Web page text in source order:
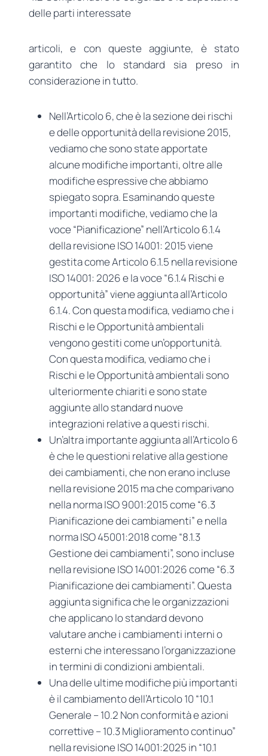
delle parti interessate
articoli, e con queste aggiunte, è stato
garantito che lo standard sia preso in
considerazione in tutto.
Nell’Articolo 6, che è la sezione dei rischi
e delle opportunità della revisione 2015,
vediamo che sono state apportate
alcune modifiche importanti, oltre alle
modifiche espressive che abbiamo
spiegato sopra. Esaminando queste
importanti modifiche, vediamo che la
voce “Pianificazione” nell’Articolo 6.1.4
della revisione ISO 14001: 2015 viene
gestita come Articolo 6.1.5 nella revisione
ISO 14001: 2026 e la voce “6.1.4 Rischi e
opportunità” viene aggiunta all’Articolo
6.1.4. Con questa modifica, vediamo che i
Rischi e le Opportunità ambientali
vengono gestiti come un’opportunità.
Con questa modifica, vediamo che i
Rischi e le Opportunità ambientali sono
ulteriormente chiariti e sono state
aggiunte allo standard nuove
integrazioni relative a questi rischi.
Un’altra importante aggiunta all’Articolo 6
è che le questioni relative alla gestione
dei cambiamenti, che non erano incluse
nella revisione 2015 ma che comparivano
nella norma ISO 9001:2015 come “6.3
Pianificazione dei cambiamenti” e nella
norma ISO 45001:2018 come “8.1.3
Gestione dei cambiamenti”, sono incluse
nella revisione ISO 14001:2026 come “6.3
Pianificazione dei cambiamenti”. Questa
aggiunta significa che le organizzazioni
che applicano lo standard devono
valutare anche i cambiamenti interni o
esterni che interessano l’organizzazione
in termini di condizioni ambientali.
Una delle ultime modifiche più importanti
è il cambiamento dell’Articolo 10 “10.1
Generale – 10.2 Non conformità e azioni
correttive – 10.3 Miglioramento continuo”
nella revisione ISO 14001:2025 in “10.1